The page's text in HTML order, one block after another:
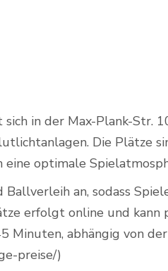
in der Max-Plank-Str.
Die Plätze
optimale
an, sodass
erfolgt online und kann
Minuten, abhängig von
preise/)